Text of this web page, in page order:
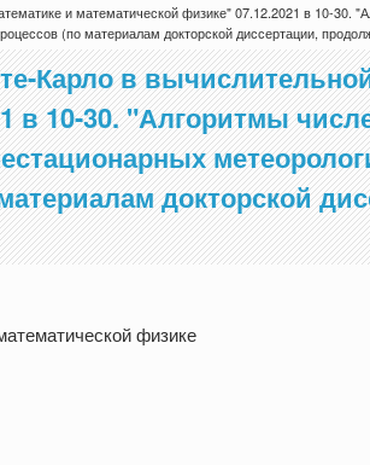
и математической физике" 07.12.2021 в 10-30.
(по материалам докторской диссертации,
Карло в
в 10-30. "Алгоритмы
докторской
физике